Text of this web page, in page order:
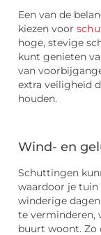
Een van de
kiezen voor
hoge, stevige
kunt genieten
van
extra veiligheid
houden.
Wind- en
Schuttingen
waardoor je tuin
winderige
te verminderen,
buurt woont. Zo